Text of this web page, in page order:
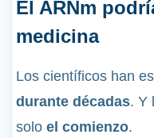
El ARNm
medicina
Los científicos han
durante décadas. Y
solo el comienzo.